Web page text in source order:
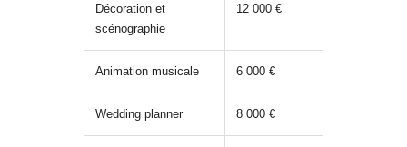
Décoration et
scénographie
12 000 €
Animation musicale 6 000 €
Wedding planner 8 000 €